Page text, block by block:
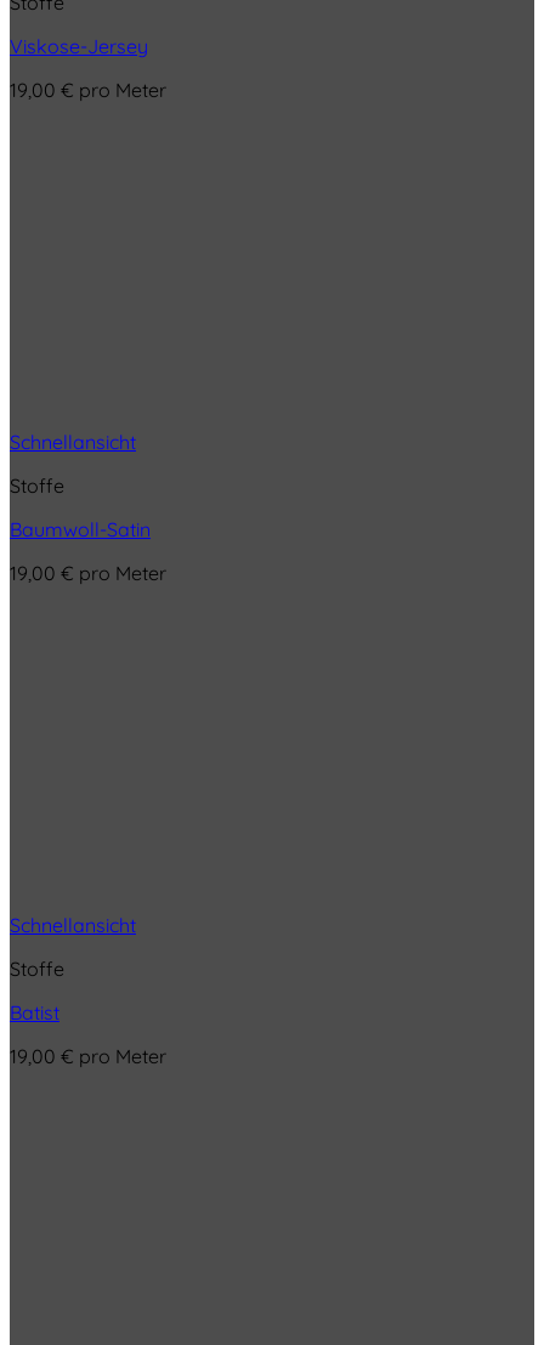
Viskose-Jersey
19,00 € pro Meter
Schnellansicht
Stoffe
Baumwoll-Satin
19,00 € pro Meter
Schnellansicht
Stoffe
Batist
19,00 € pro Meter